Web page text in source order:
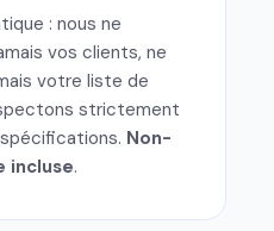
: nous ne
vos clients, ne
votre liste de
strictement
Non-
incluse.